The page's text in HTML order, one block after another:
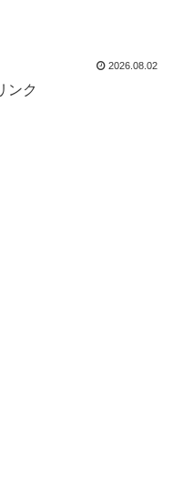
2026.08.02
ンク